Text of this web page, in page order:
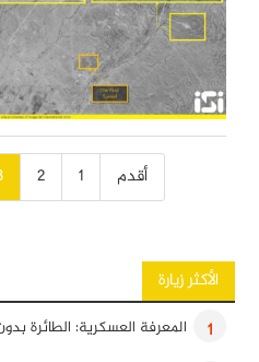
المقالاتأقدم 1
2
الأكثر زيارة
1
المعرفة العسكرية: الطائرة بدون